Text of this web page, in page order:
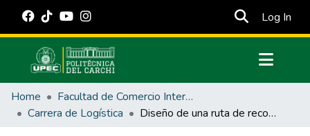
Log In
Communities & Collections
All of DSpace
Home
Facultad de Comercio Internacional, Integración, Administración y Economía Empresarial
Carrera de Logística
Diseño de una ruta de recolección para optimizar el servicio de recolección de residuos sólidos por contenedores del GAD Municipal de Tulcán con base en mecanismos de resolución de problemas VRP